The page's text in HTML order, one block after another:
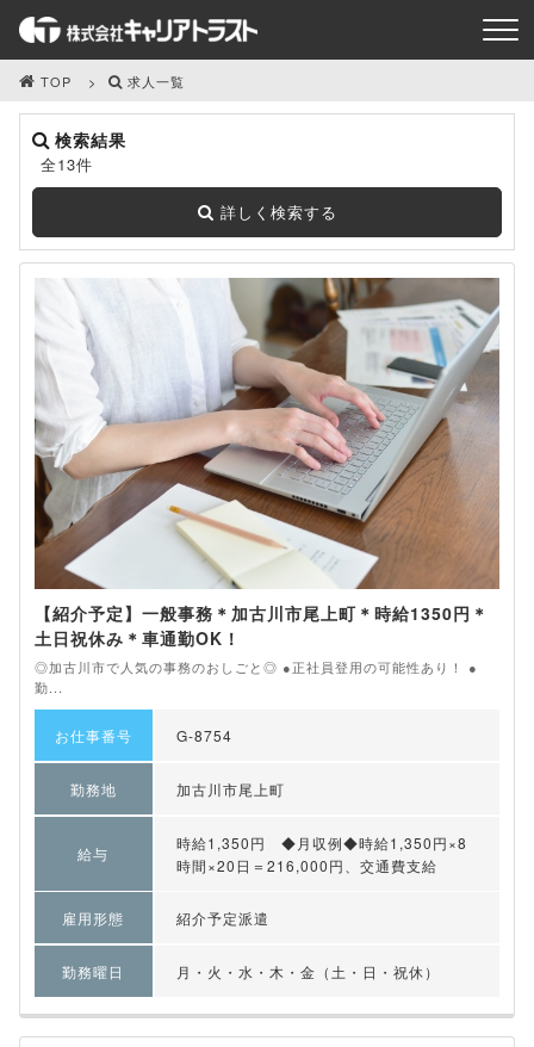
TOP 求人一覧
検索結果
全13件
詳しく検索する
【紹介予定】一般事務＊加古川市尾上町＊時給1350円＊
土日祝休み＊車通勤OK！
◎加古川市で人気の事務のおしごと◎ ●正社員登用の可能性あり！ ●
勤...
お仕事番号 G-8754
勤務地 加古川市尾上町
給与
時給1,350円 ◆月収例◆時給1,350円×8
時間×20日＝216,000円、交通費支給
雇用形態 紹介予定派遣
勤務曜日 月・火・水・木・金（土・日・祝休）